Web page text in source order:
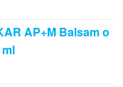
AP+M Balsam o